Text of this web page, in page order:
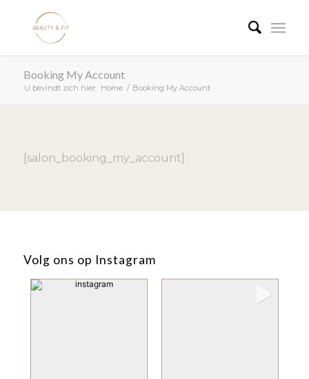
Booking My Account
U bevindt zich hier: Home / Booking My Account
[salon_booking_my_account]
Volg ons op Instagram